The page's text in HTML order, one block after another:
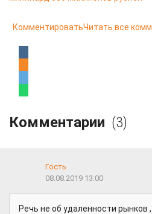
КомментироватьЧитать все
Комментарии (3)
Гость
08.08.2019 13:00
Речь не об удаленности рынков